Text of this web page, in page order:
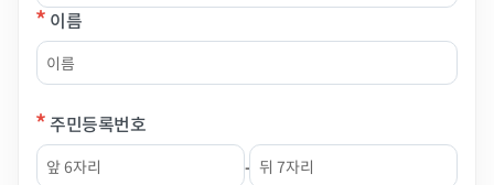
이름
(필수입력)
이름(필수입력)
주민등록번호
(필수입력)
주민등록번호 앞자리(필수입력) -
주민등록번호 뒷자리(필수입력)